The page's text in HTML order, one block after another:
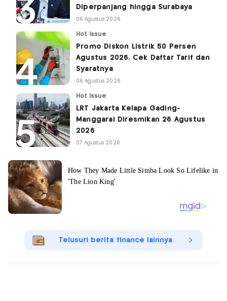
Diperpanjang hingga Surabaya
06 Agustus 2026
Hot Issue
Promo Diskon Listrik 50 Persen
Agustus 2026, Cek Daftar Tarif dan
Syaratnya
06 Agustus 2026
Hot Issue
LRT Jakarta Kelapa Gading-
Manggarai Diresmikan 26 Agustus
2026
07 Agustus 2026
Telusuri berita finance lainnya